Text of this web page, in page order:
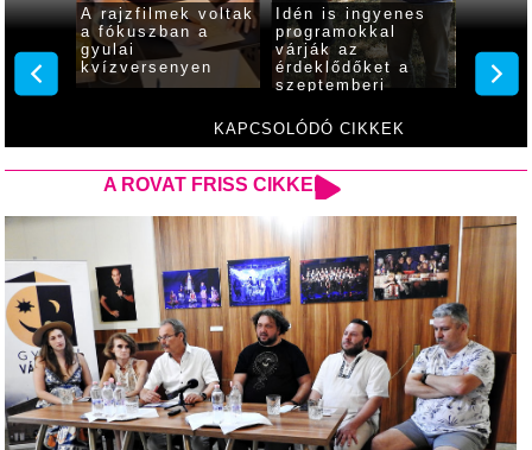
KAPCSOLÓDÓ CIKKEK
a
A rajzfilmek voltak
a fókuszban a
gyulai
kvízversenyen
Idén is ingyenes
programokkal
várják az
érdeklődőket a
szeptemberi
várja
a
A ROVAT FRISS CIKKEI